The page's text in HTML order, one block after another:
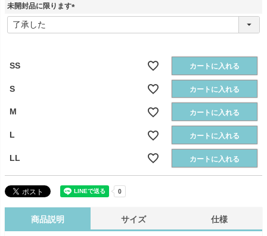
未開封品に限ります
(
SS カートに入れる
S カートに入れる
M カートに入れる
L カートに入れる
LL カートに入れる
商品説明 サイズ 仕様